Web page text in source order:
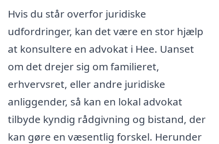
Hvis du står overfor juridiske
udfordringer, kan det være en stor hjælp
at konsultere en advokat i Hee. Uanset
om det drejer sig om familieret,
erhvervsret, eller andre juridiske
anliggender, så kan en lokal advokat
tilbyde kyndig rådgivning og bistand, der
kan gøre en væsentlig forskel. Herunder